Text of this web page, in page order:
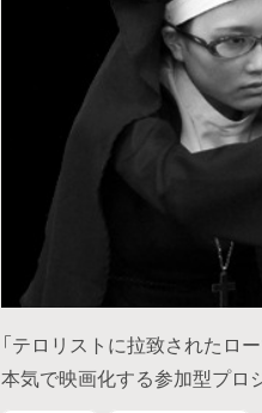
「テロリストに拉致されたロ
本気で映画化する参加型プロ